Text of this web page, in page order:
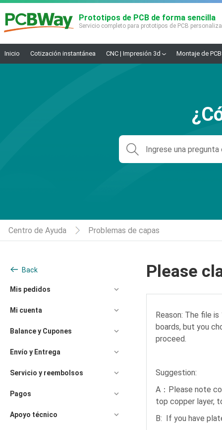
Prototipos de PCB de forma sencilla
Servicio completo para prototipos de PCB
Inicio Cotización instantánea CNC | Impresión 3d Montaje de
Centro de Ayuda Problemas de capas
Please
Reason: The file
boards, but you
proceed.
Suggestion:
A ： Please note
top copper layer,
B: If you have
Back
Mis pedidos
Mi cuenta
Balance y Cupones
Envío y Entrega
Servicio y reembolsos
Pagos
Apoyo técnico